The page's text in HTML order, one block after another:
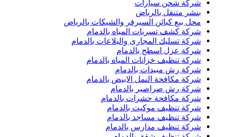
شركة شحن سيارات
بنشر متنقل بالرياض
محل بيع كبائن السيرفر والشبكات بالرياض
شركة كشف تسربات المياه بالدمام
شركة تسليك المجارى والبلاعات بالدمام
شركة عزل اسطح بالدمام
شركة تنظيف خزانات المياه بالدمام
شركة رش مبيدات بالدمام
شركة مكافحة النمل الابيض بالدمام
شركة رش صراصير بالدمام
شركة مكافحة حشرات بالدمام
شركة تنظيف موكيت بالدمام
شركة تنظيف مساجد بالدمام
شركة تنظيف مدارس بالدمام